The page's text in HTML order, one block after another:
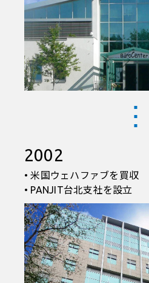
2002
• 米国ウェハファブを買収
• PANJIT台北支社を設立